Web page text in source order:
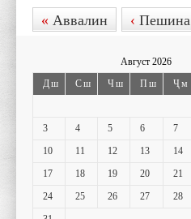
« Аввалин ‹ Пешина
Август 2026
Дш
Сш Чш Пш Ҷм
3
4 5 6 7
10
11 12 13 14
17
18 19 20 21
24
25 26 27 28